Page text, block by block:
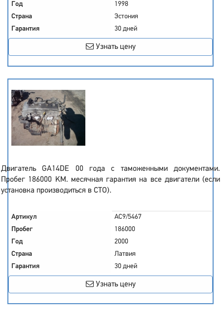
Год
1998
Страна
Эстония
Гарантия
30 дней
Узнать цену
Двигатель GA14DE 00 года с таможенными документами.
Пробег 186000 KM. месячная гарантия на все двигатели (если
установка производиться в СТО).
Артикул
AC9/5467
Пробег
186000
Год
2000
Страна
Латвия
Гарантия
30 дней
Узнать цену